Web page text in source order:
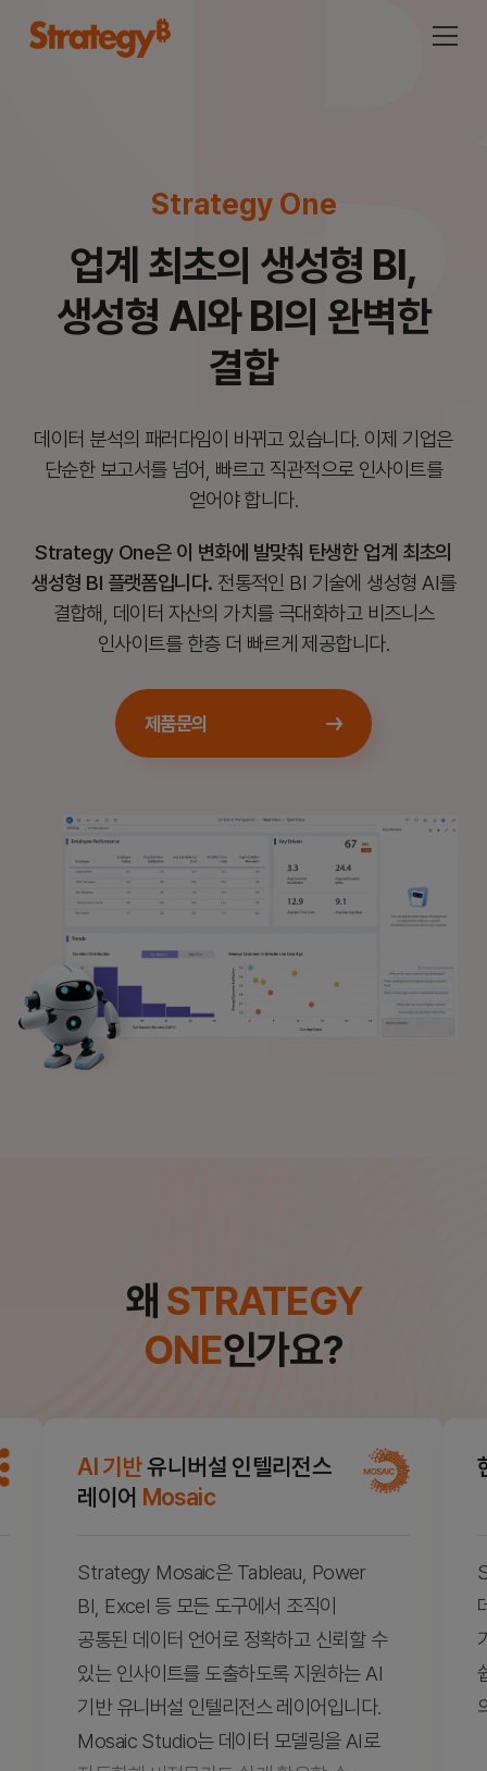
Strategy One
업계 최초의 생성형 BI,
생성형 AI와 BI의 완벽한
결합
데이터 분석의 패러다임이 바뀌고 있습니다. 이제 기업은
단순한 보고서를 넘어, 빠르고 직관적으로 인사이트를
얻어야 합니다.
Strategy One은 이 변화에 발맞춰 탄생한 업계 최초의
생성형 BI 플랫폼입니다. 전통적인 BI 기술에 생성형 AI를
결합해, 데이터 자산의 가치를 극대화하고 비즈니스
인사이트를 한층 더 빠르게 제공합니다.
제품문의
왜 STRATEGY
ONE인가요?
AI 기반유니버설 인텔리전스
레이어 Mosaic
Strategy Mosaic은 Tableau, Power
BI, Excel 등 모든 도구에서 조직이
공통된 데이터 언어로 정확하고 신뢰할 수
있는 인사이트를 도출하도록 지원하는 AI
기반 유니버설 인텔리전스 레이어입니다.
Mosaic Studio는 데이터 모델링을 AI로